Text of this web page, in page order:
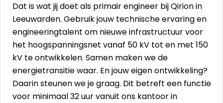
Dat is wat jij doet als primair engineer bij Qirion in
Leeuwarden. Gebruik jouw technische ervaring en
engineeringtalent om nieuwe infrastructuur voor
het hoogspanningsnet vanaf 50 kV tot en met 150
kV te ontwikkelen. Samen maken we de
energietransitie waar. En jouw eigen ontwikkeling?
Daarin steunen we je graag. Dit betreft een functie
voor minimaal 32 uur vanuit ons kantoor in